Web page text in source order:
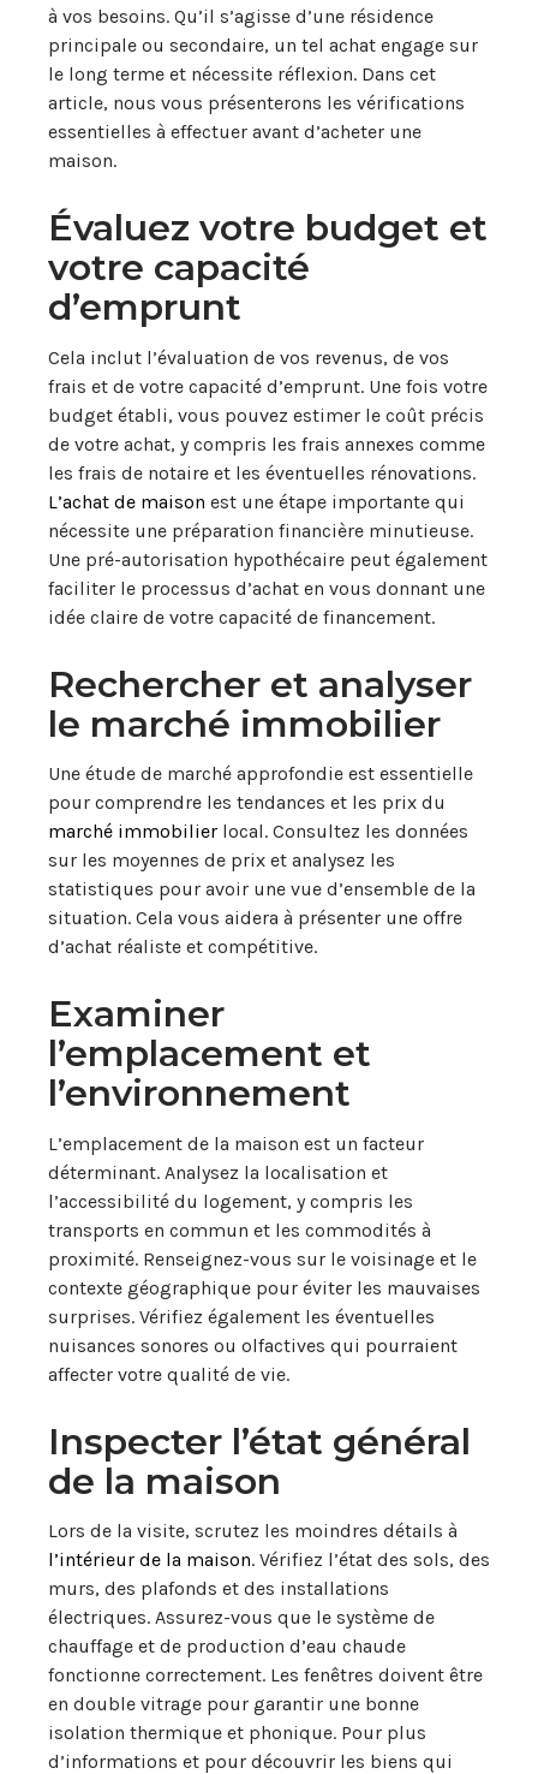
à vos besoins. Qu’il s’agisse d’une résidence
principale ou secondaire, un tel achat engage sur
le long terme et nécessite réflexion. Dans cet
article, nous vous présenterons les vérifications
essentielles à effectuer avant d’acheter une
maison.
Évaluez votre budget et
votre capacité
d’emprunt
Cela inclut l’évaluation de vos revenus, de vos
frais et de votre capacité d’emprunt. Une fois votre
budget établi, vous pouvez estimer le coût précis
de votre achat, y compris les frais annexes comme
les frais de notaire et les éventuelles rénovations.
L’achat de maison est une étape importante qui
nécessite une préparation financière minutieuse.
Une pré-autorisation hypothécaire peut également
faciliter le processus d’achat en vous donnant une
idée claire de votre capacité de financement.
Rechercher et analyser
le marché immobilier
Une étude de marché approfondie est essentielle
pour comprendre les tendances et les prix du
marché immobilier local. Consultez les données
sur les moyennes de prix et analysez les
statistiques pour avoir une vue d’ensemble de la
situation. Cela vous aidera à présenter une offre
d’achat réaliste et compétitive.
Examiner
l’emplacement et
l’environnement
L’emplacement de la maison est un facteur
déterminant. Analysez la localisation et
l’accessibilité du logement, y compris les
transports en commun et les commodités à
proximité. Renseignez-vous sur le voisinage et le
contexte géographique pour éviter les mauvaises
surprises. Vérifiez également les éventuelles
nuisances sonores ou olfactives qui pourraient
affecter votre qualité de vie.
Inspecter l’état général
de la maison
Lors de la visite, scrutez les moindres détails à
l’intérieur de la maison. Vérifiez l’état des sols, des
murs, des plafonds et des installations
électriques. Assurez-vous que le système de
chauffage et de production d’eau chaude
fonctionne correctement. Les fenêtres doivent être
en double vitrage pour garantir une bonne
isolation thermique et phonique. Pour plus
d’informations et pour découvrir les biens qui